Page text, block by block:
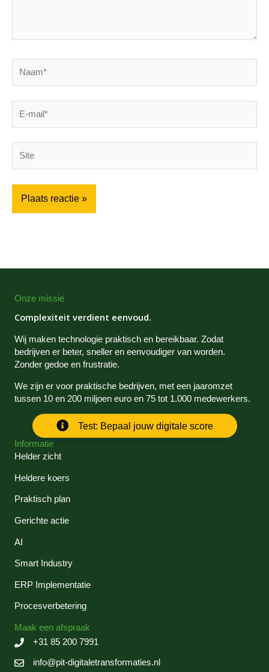
mail*
Onze missie
Complexiteit verdient eenvoud.
Wij maken technologie praktisch en bereikbaar. Zodat
bedrijven er beter, sneller en eenvoudiger van worden.
Zonder gedoe en frustratie.
We zijn er voor praktische bedrijven, met een jaaromzet
tussen 10 en 200 miljoen euro en 75 tot 1.000 medewerkers.
Test: Bepaal jouw digitale score
Informatie
Helder zicht
Heldere koers
Praktisch plan
Gerichte actie
AI
Smart Industry
ERP Implementatie
Procesverbetering
Maak een afspraak
+31 85 200 7991
info@pit-digitaletransformaties.nl